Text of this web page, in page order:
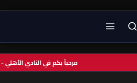
مرحباً بكم في النادي